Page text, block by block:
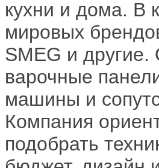
кухни и дома. В
мировых
SMEG и
варочные
машины и
Компания
подобрать